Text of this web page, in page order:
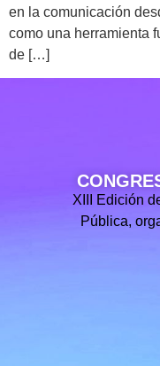
en la comunicación
como una herramienta
de […]
XIII Edición
Pública,